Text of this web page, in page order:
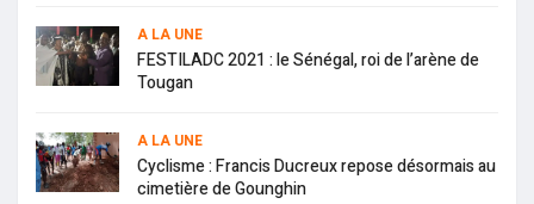
A LA UNE
FESTILADC 2021 : le Sénégal, roi de l’arène de
Tougan
A LA UNE
Cyclisme : Francis Ducreux repose désormais au
cimetière de Gounghin